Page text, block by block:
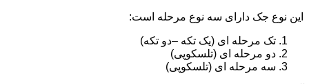
این نوع جک دارای سه نوع مرحله است:
تک مرحله ای (یک تکه –دو تکه)
دو مرحله ای (تلسکوپی)
سه مرحله ای (تلسکوپی)